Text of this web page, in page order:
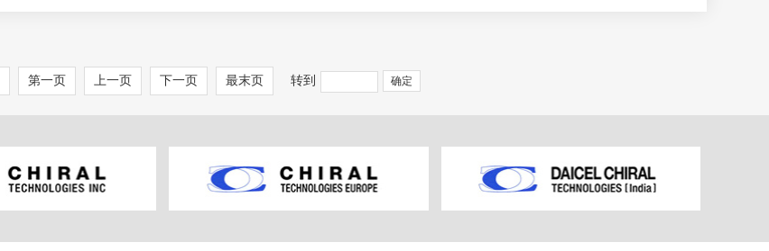
第一页 上一页 下一页 最末页 转到 确定